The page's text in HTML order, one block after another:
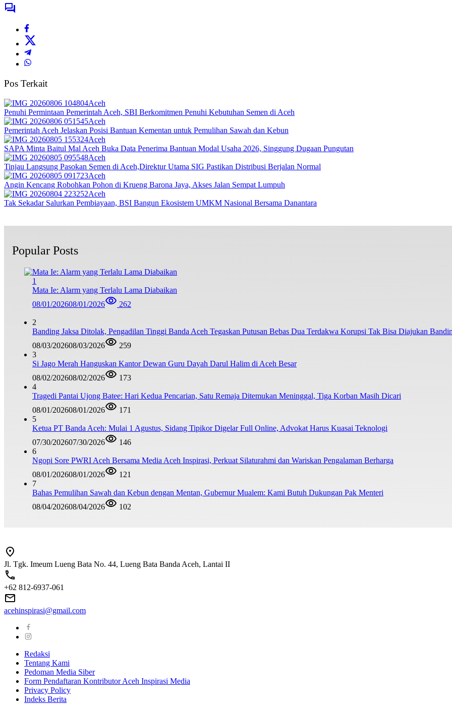
Pos Terkait
Aceh
Penuhi Permintaan Pemerintah Aceh, SBI Berkomitmen Penuhi Kebutuhan Semen di Aceh
Aceh
Pemerintah Aceh Jelaskan Posisi Bantuan Kementan untuk Pemulihan Sawah dan Kebun
Aceh
SAPA Minta Baitul Mal Aceh Buka Data Penerima Bantuan Modal Usaha 2026, Singgung Dugaan Pungutan
Aceh
Tinjau Langsung Pasokan Semen di Aceh,Direktur Utama SIG Pastikan Distribusi Berjalan Normal
Aceh
Angin Kencang Robohkan Pohon di Krueng Barona Jaya, Akses Jalan Sempat Lumpuh
Aceh
Tak Sekadar Salurkan Pembiayaan, BSI Bangun Ekosistem UMKM Nasional Bersama Danantara
Popular Posts
1
Mata Ie: Alarm yang Terlalu Lama Diabaikan
08/01/202608/01/2026 262
2
Banding Jaksa Ditolak, Pengadilan Tinggi Banda Aceh Tegaskan Putusan Bebas Dua Terdakwa Korupsi Tak Bisa Diajukan
08/03/202608/03/2026
259
3
Si Jago Merah Hanguskan Kantor Dewan Guru Dayah Darul Halim di Aceh Besar
08/02/202608/02/2026
173
4
Tragedi Pantai Ujong Batee: Hari Kedua Pencarian, Satu Remaja Ditemukan Meninggal, Tiga Korban Masih Dicari
08/01/202608/01/2026
171
5
Ketua PT Banda Aceh: Mulai 1 Agustus, Sidang Tipikor Digelar Full Online, Advokat Harus Kuasai Teknologi
07/30/202607/30/2026
146
6
Ngopi Sore PWRI Aceh Bersama Media Aceh Inspirasi, Perkuat Silaturahmi dan Wariskan Pengalaman Berharga
08/01/202608/01/2026
121
7
Bahas Pemulihan Sawah dan Kebun dengan Mentan, Gubernur Mualem: Kami Butuh Dukungan Pak Menteri
08/04/202608/04/2026 102
Jl. Tgk. Imeum Lueng Bata No. 44, Lueng Bata Banda Aceh, Lantai II
+62 812-6937-061
acehinspirasi@gmail.com
Redaksi
Tentang Kami
Pedoman Media Siber
Form Pendaftaran Kontributor Aceh Inspirasi Media
Privacy Policy
Indeks Berita